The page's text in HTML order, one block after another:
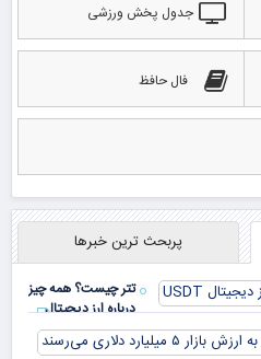
جدول پخش ورزشی
فال حافظ
پربحث ترین خبرها
تتر چیست؟ همه چیز
درباره ارز دیجیتال
USDT